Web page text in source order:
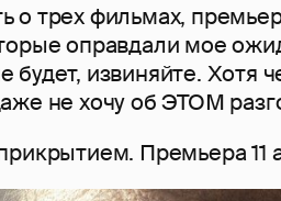
о трех фильмах,
оправдали мое
будет, извиняйте. Хотя
не хочу об ЭТОМ
Премьера 11